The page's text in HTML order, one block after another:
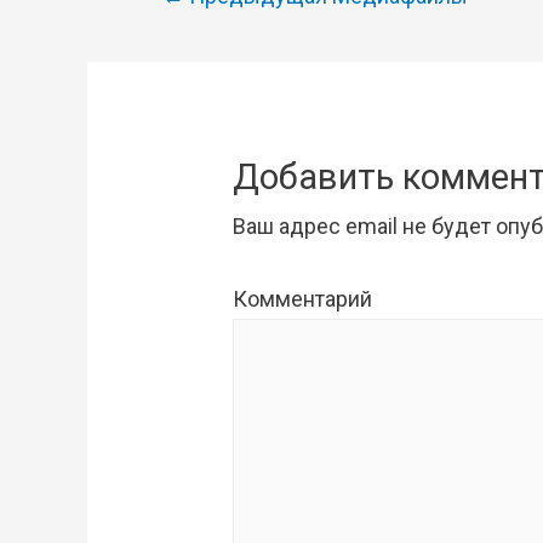
Добавить
Ваш адрес email не будет
Комментарий